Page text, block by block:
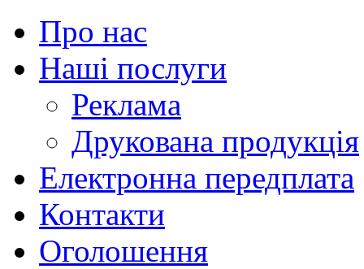
Про нас
Наші послуги
Реклама
Друкована продукція
Електронна передплата
Контакти
Оголошення